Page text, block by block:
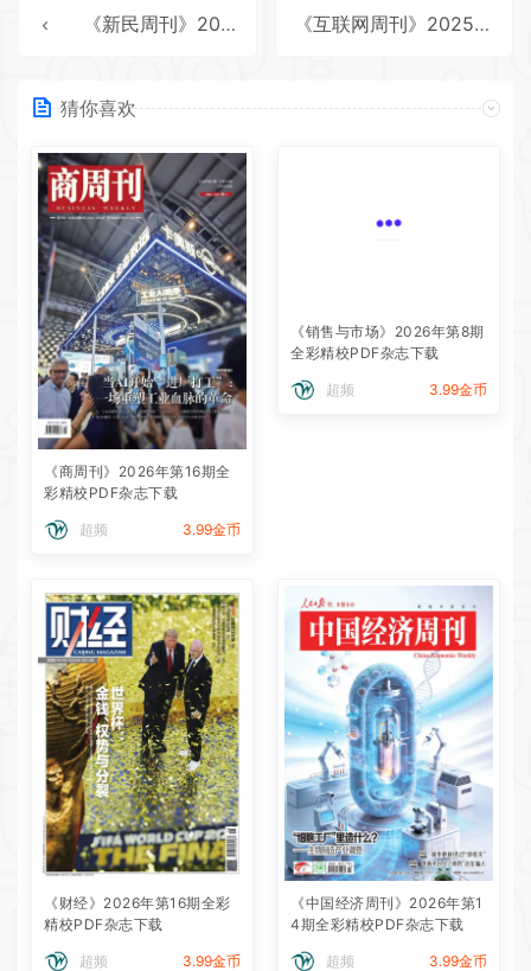
《新民周刊》2025年第47期全彩精校PDF杂志下载 《互联网周刊》2025年第23期全彩精校PDF杂志下载
猜你喜欢
《商周刊》2026年第16期全
彩精校PDF杂志下载
超频 3.99金币
《销售与市场》2026年第8期
全彩精校PDF杂志下载
超频 3.99金币
《财经》2026年第16期全彩
精校PDF杂志下载
超频 3.99金币
《中国经济周刊》2026年第1
4期全彩精校PDF杂志下载
超频 3.99金币